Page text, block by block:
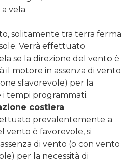
vela
solitamente tra terra ferma
Verrà effettuato
se la direzione del vento è
il motore in assenza di vento
sfavorevole) per la
i tempi programmati.
costiera
prevalentemente a
vento è favorevole, si
di vento (o con vento
per la necessità di